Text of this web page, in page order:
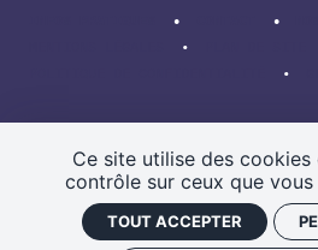
Ce site utilise des
contrôle sur ceux que
TOUT ACCEPTER
avec le soutien de la Direction régionale
Grand Est, de la Région Grand Est, de la
d’Alsace.